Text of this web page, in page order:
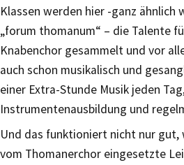
Klassen werden hier -ganz ähnlich
„forum thomanum“ – die Talente
Knabenchor gesammelt und vor
auch schon musikalisch und
einer Extra-Stunde Musik jeden
Instrumentenausbildung und
Und das funktioniert nicht nur gut,
vom Thomanerchor eingesetzte